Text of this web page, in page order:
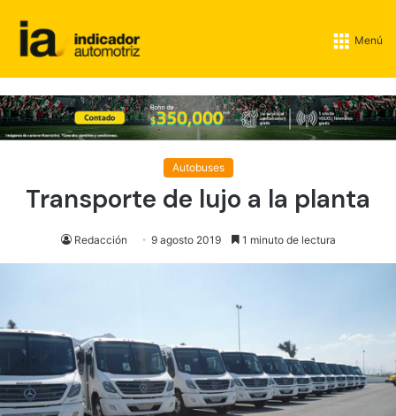
Menú
Autobuses
Transporte de lujo a la planta
Redacción 9 agosto 2019 1 minuto de lectura